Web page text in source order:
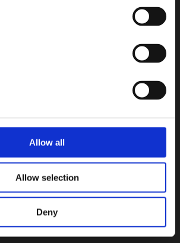
Allow all
Allow selection
Deny